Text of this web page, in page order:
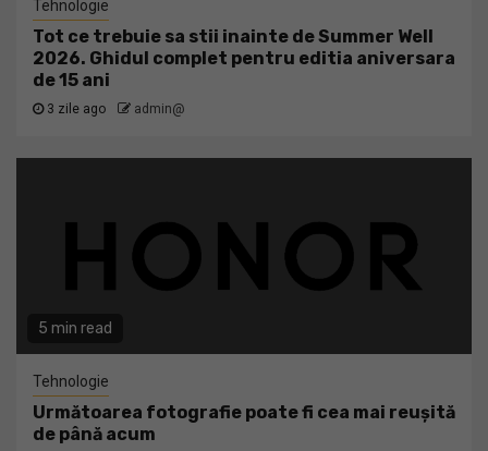
Tehnologie
Tot ce trebuie sa stii inainte de Summer Well
2026. Ghidul complet pentru editia aniversara
de 15 ani
3 zile ago admin@
5 min read
Tehnologie
Următoarea fotografie poate fi cea mai reușită
de până acum